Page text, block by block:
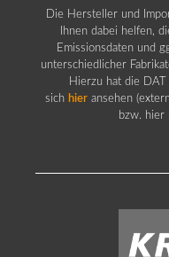
Die Hersteller und
Ihnen dabei helfen,
Emissionsdaten und
unterschiedlicher
Hierzu hat die
sich hier ansehen
bzw. hier